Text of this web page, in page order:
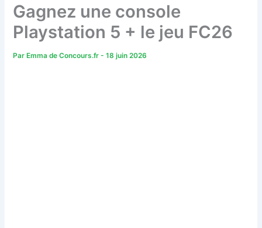
Gagnez une console
Playstation 5 + le jeu FC26
ParEmma de Concours.fr-18 juin 2026